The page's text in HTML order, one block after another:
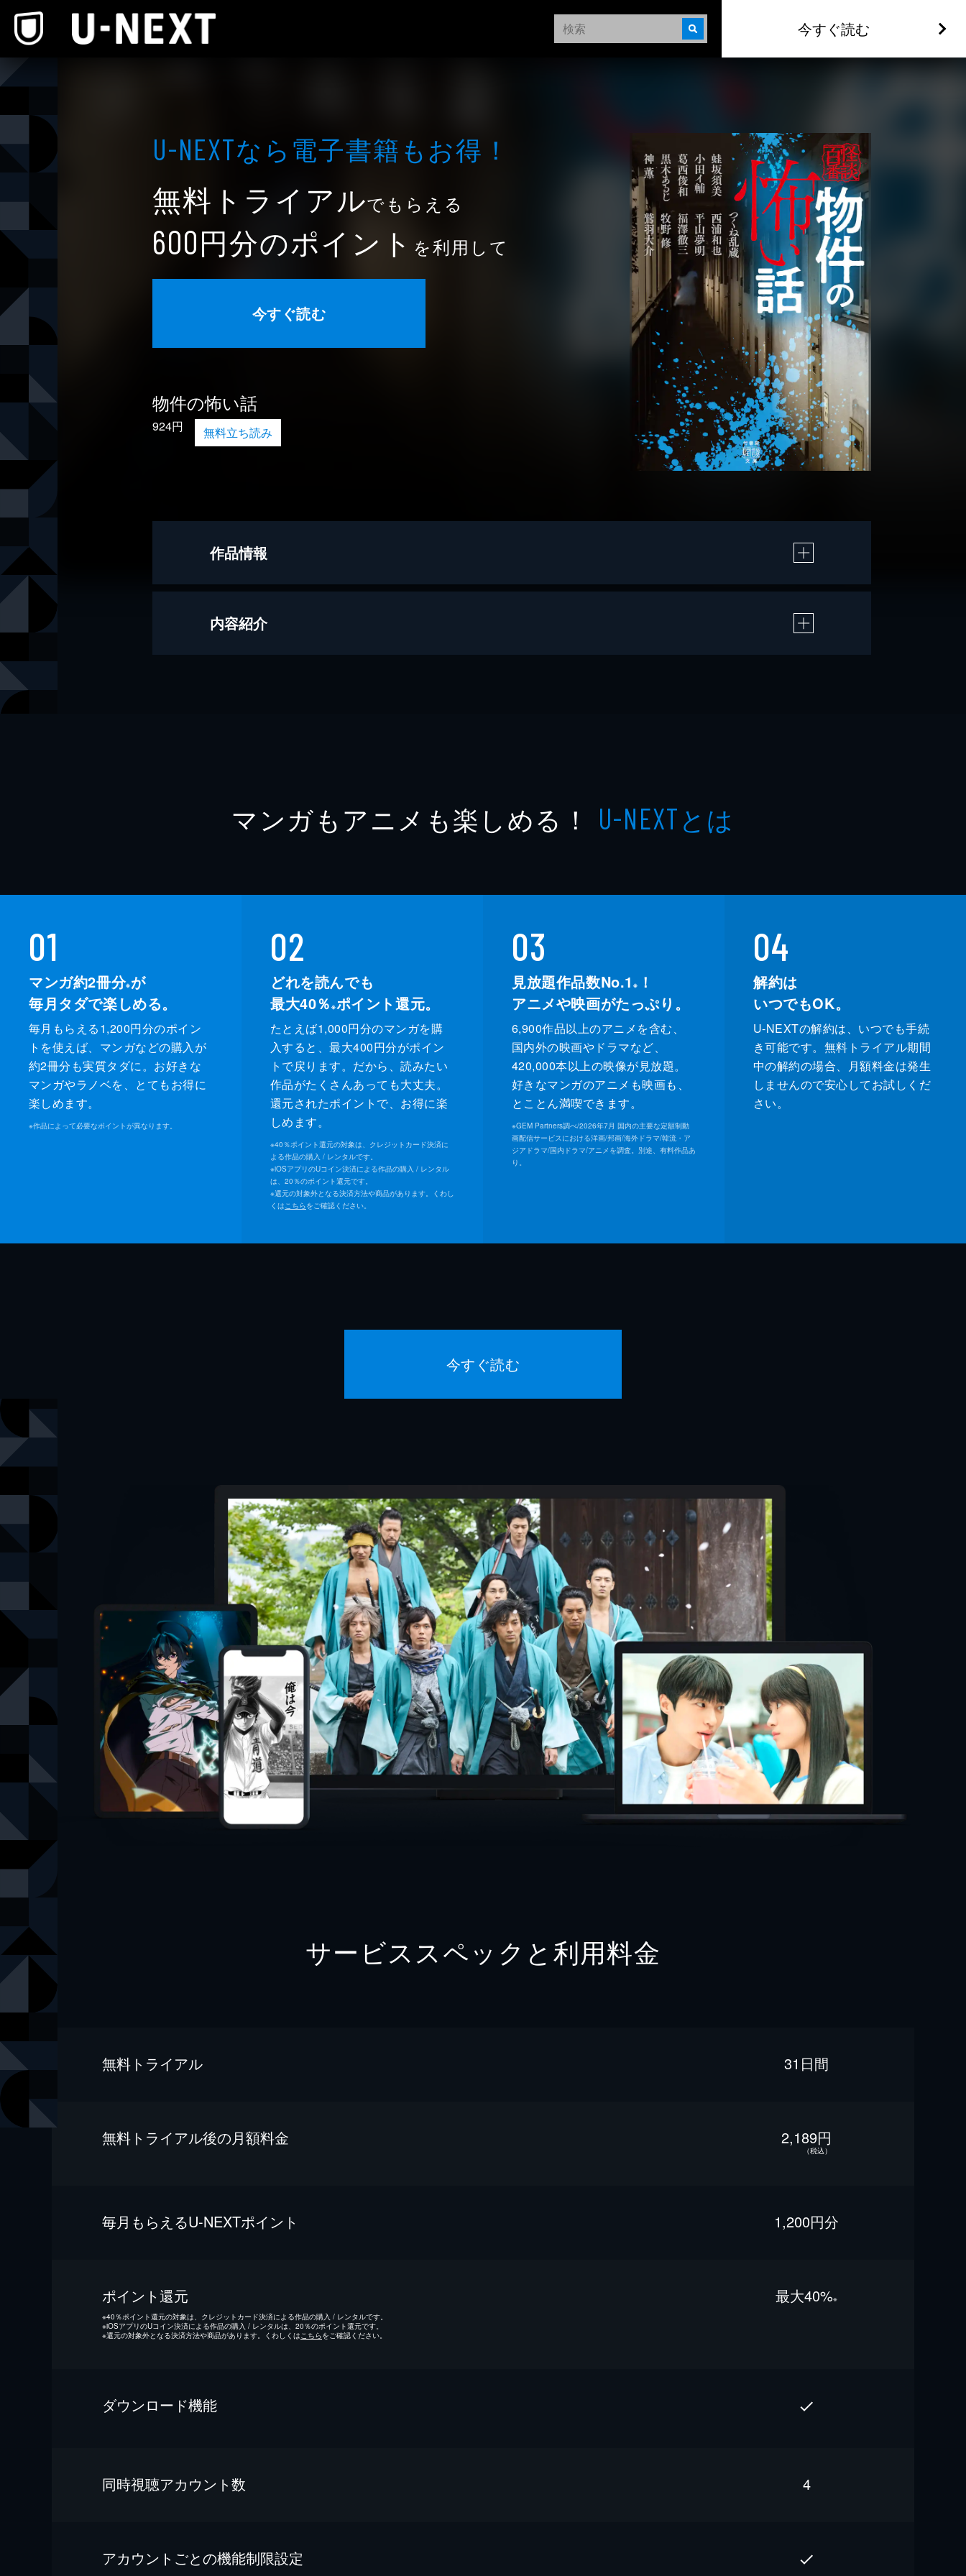
今すぐ読む
U-NEXTなら電⼦書籍もお得！
無料トライアルでもらえる
600円分のポイント を利用して
今すぐ読む
物件の怖い話
924円 無料立ち読み
作品情報
著者
平山夢明
著者
鷲羽大介
竹書房怪談文庫
内容紹介
マンガもアニメも楽しめる！ U-NEXTとは
01
マンガ約2冊分※が
毎月タダで楽しめる。
毎月もらえる1,200円分のポイン
トを使えば、マンガなどの購入が
約2冊分も実質タダに。お好きな
マンガやラノベを、とてもお得に
楽しめます。
※作品によって必要なポイントが異なります。
02
どれを読んでも
最大40％ ※ポイント還元。
たとえば1,000円分のマンガを購
入すると、最大400円分がポイン
トで戻ります。だから、読みたい
作品がたくさんあっても大丈夫。
還元されたポイントで、お得に楽
しめます。
※40％ポイント還元の対象は、クレジットカード決済に
よる作品の購入 / レンタルです。
※iOSアプリのUコイン決済による作品の購入 / レンタル
は、20％のポイント還元です。
※還元の対象外となる決済方法や商品があります。くわし
くはこちらをご確認ください。
03
見放題作品数No.1 ※
！
アニメや映画がたっぷり。
6,900作品以上のアニメを含む、
国内外の映画やドラマなど、
420,000本以上の映像が見放題。
好きなマンガのアニメも映画も、
とことん満喫できます。
※GEM Partners調べ/2026年7⽉ 国内の主要な定額制動
画配信サービスにおける洋画/邦画/海外ドラマ/韓流・ア
ジアドラマ/国内ドラマ/アニメを調査。別途、有料作品あ
り。
04
解約は
いつでもOK。
U-NEXTの解約は、いつでも手続
き可能です。無料トライアル期間
中の解約の場合、月額料金は発生
しませんので安心してお試しくだ
さい。
今すぐ読む
サービススペックと利用料金
無料トライアル 31日間
無料トライアル後の⽉額料金 2,189円
（税込）
毎⽉もらえるU-NEXTポイント 1,200円分
ポイント還元 最⼤40%※
※40％ポイント還元の対象は、クレジットカード決済による作品の購入 / レンタルです。
※iOSアプリのUコイン決済による作品の購入 / レンタルは、20％のポイント還元です。
※還元の対象外となる決済方法や商品があります。くわしくはこちらをご確認ください。
ダウンロード機能
同時視聴アカウント数 4
アカウントごとの機能制限設定